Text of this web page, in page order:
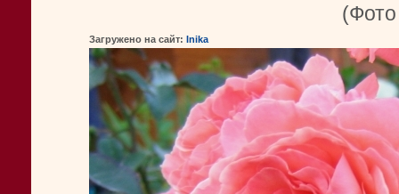
Загружено на сайт: Inika